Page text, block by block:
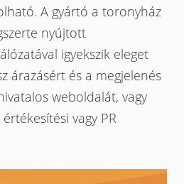
A gyártó a toronyház
nyújtott
igyekszik eleget
árazásért és a megjelenés
weboldalát, vagy
vagy PR